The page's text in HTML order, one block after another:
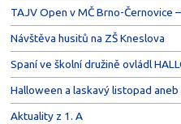
TAJV Open v MČ Brno-Černovice
Návštěva husitů na ZŠ Kneslova
Spaní ve školní družině ovládl
Halloween a laskavý listopad aneb
Aktuality z 1. A